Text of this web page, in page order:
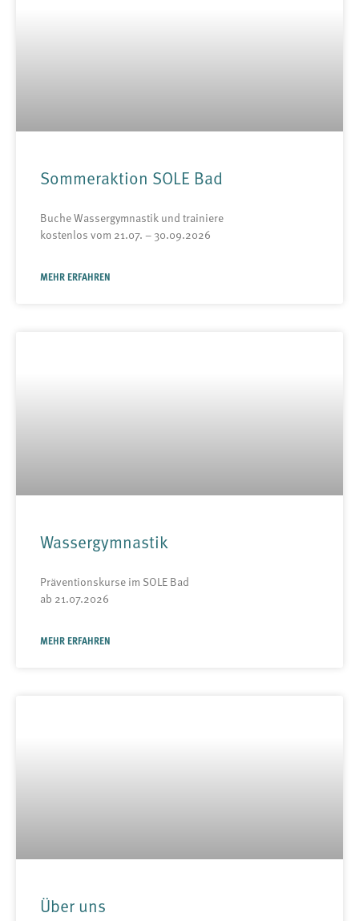
Sommeraktion SOLE Bad
Buche Wassergymnastik und trainiere
kostenlos vom 21.07. – 30.09.2026
MEHR ERFAHREN
Wassergymnastik
Präventionskurse im SOLE Bad
ab 21.07.2026
MEHR ERFAHREN
Über uns